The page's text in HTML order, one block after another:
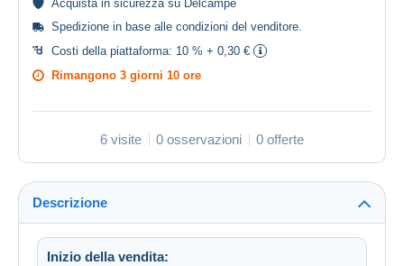
Acquista in sicurezzasu Delcampe
Spedizione in base alle condizioni del venditore.
Costi della piattaforma: 10 % + 0,30 €
Rimangono 3 giorni 10 ore
6 visite 0 osservazioni 0 offerte
Descrizione
Inizio della vendita: